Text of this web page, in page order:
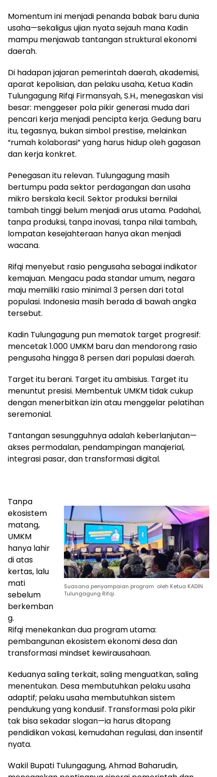
Momentum ini menjadi penanda babak baru dunia
usaha—sekaligus ujian nyata sejauh mana Kadin
mampu menjawab tantangan struktural ekonomi
daerah.
Di hadapan jajaran pemerintah daerah, akademisi,
aparat kepolisian, dan pelaku usaha, Ketua Kadin
Tulungagung Rifqi Firmansyah, S.H., menegaskan visi
besar: menggeser pola pikir generasi muda dari
pencari kerja menjadi pencipta kerja. Gedung baru
itu, tegasnya, bukan simbol prestise, melainkan
“rumah kolaborasi” yang harus hidup oleh gagasan
dan kerja konkret.
Penegasan itu relevan. Tulungagung masih
bertumpu pada sektor perdagangan dan usaha
mikro berskala kecil. Sektor produksi bernilai
tambah tinggi belum menjadi arus utama. Padahal,
tanpa produksi, tanpa inovasi, tanpa nilai tambah,
lompatan kesejahteraan hanya akan menjadi
wacana.
Rifqi menyebut rasio pengusaha sebagai indikator
kemajuan. Mengacu pada standar umum, negara
maju memiliki rasio minimal 3 persen dari total
populasi. Indonesia masih berada di bawah angka
tersebut.
Kadin Tulungagung pun mematok target progresif:
mencetak 1.000 UMKM baru dan mendorong rasio
pengusaha hingga 8 persen dari populasi daerah.
Target itu berani. Target itu ambisius. Target itu
menuntut presisi. Membentuk UMKM tidak cukup
dengan menerbitkan izin atau menggelar pelatihan
seremonial.
Tantangan sesungguhnya adalah keberlanjutan—
akses permodalan, pendampingan manajerial,
integrasi pasar, dan transformasi digital.
Suasana penyampaian program oleh Ketua KADIN
Tulungagung Rifqi.
Tanpa
ekosistem
matang,
UMKM
hanya lahir
di atas
kertas, lalu
mati
sebelum
berkemban
g.
Rifqi menekankan dua program utama:
pembangunan ekosistem ekonomi desa dan
transformasi mindset kewirausahaan.
Keduanya saling terkait, saling menguatkan, saling
menentukan. Desa membutuhkan pelaku usaha
adaptif; pelaku usaha membutuhkan sistem
pendukung yang kondusif. Transformasi pola pikir
tak bisa sekadar slogan—ia harus ditopang
pendidikan vokasi, kemudahan regulasi, dan insentif
nyata.
Wakil Bupati Tulungagung, Ahmad Baharudin,